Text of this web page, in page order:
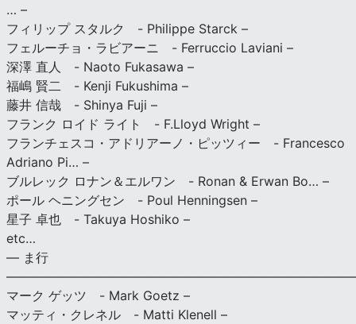
… –
フィリップ スタルク - Philippe Starck –
フェルーチョ・ラビアーニ - Ferruccio Laviani –
深澤 直人 - Naoto Fukasawa –
福嶋 賢二 - Kenji Fukushima –
藤井 信哉 - Shinya Fuji –
フランク ロイド ライト - F.Lloyd Wright –
フランチェスコ・アドリアーノ・ピッツィー - Francesco
Adriano Pi… –
ブルレック ロナン＆エルワン - Ronan & Erwan Bo… –
ポール ヘニングセン - Poul Henningsen –
星子 卓也 - Takuya Hoshiko –
etc…
— ま行
マーク ゲッツ - Mark Goetz –
マッティ・クレネル - Matti Klenell –